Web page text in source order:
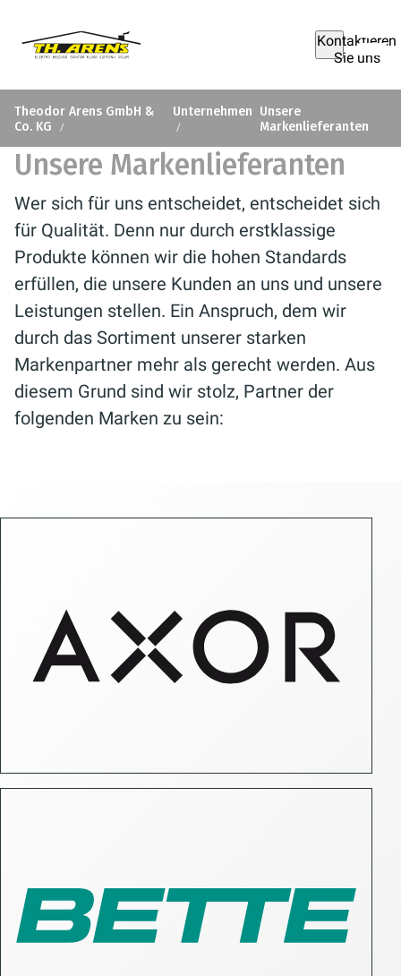
Kontaktieren
Sie uns
Theodor Arens GmbH &
Co. KG
Unternehmen Unsere
Markenlieferanten
Unsere Markenlieferanten
Wer sich für uns entscheidet, entscheidet sich
für Qualität. Denn nur durch erstklassige
Produkte können wir die hohen Standards
erfüllen, die unsere Kunden an uns und unsere
Leistungen stellen. Ein Anspruch, dem wir
durch das Sortiment unserer starken
Markenpartner mehr als gerecht werden. Aus
diesem Grund sind wir stolz, Partner der
folgenden Marken zu sein: